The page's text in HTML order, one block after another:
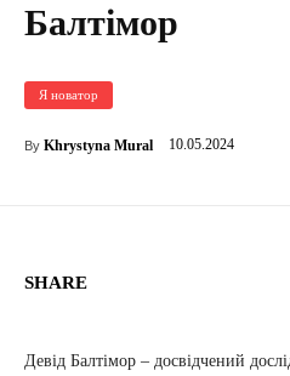
Балтімор
Я новатор
By Khrystyna Mural 10.05.2024
SHARE
Девід Балтімор – досвідчений